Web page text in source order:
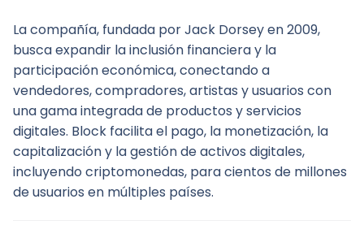
La compañía, fundada por Jack Dorsey en 2009,
busca expandir la inclusión financiera y la
participación económica, conectando a
vendedores, compradores, artistas y usuarios con
una gama integrada de productos y servicios
digitales. Block facilita el pago, la monetización, la
capitalización y la gestión de activos digitales,
incluyendo criptomonedas, para cientos de millones
de usuarios en múltiples países.